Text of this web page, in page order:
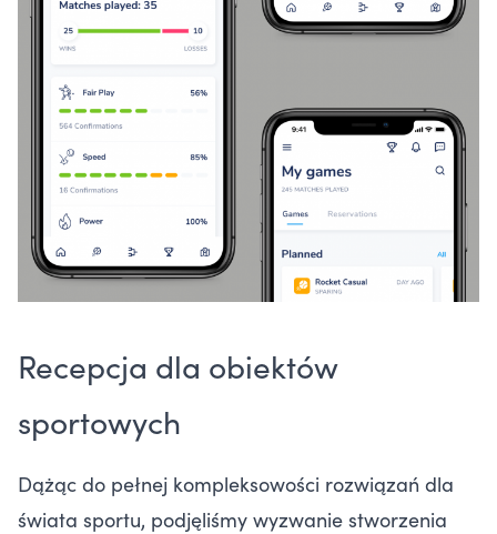
Recepcja dla obiektów
sportowych
Dążąc do pełnej kompleksowości rozwiązań dla
świata sportu, podjęliśmy wyzwanie stworzenia